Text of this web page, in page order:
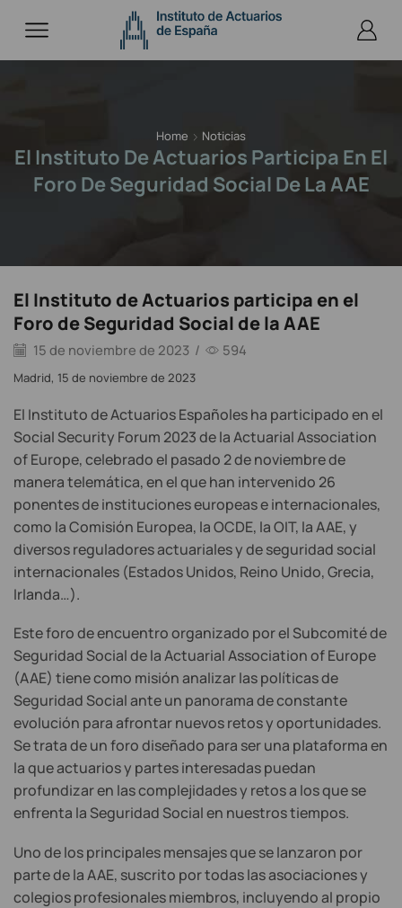
Home Noticias
El Instituto De Actuarios Participa En El
Foro De Seguridad Social De La AAE
El Instituto de Actuarios participa en el
Foro de Seguridad Social de la AAE
15 de noviembre de 2023 / 594
Madrid, 15 de noviembre de 2023
El Instituto de Actuarios Españoles ha participado en el
Social Security Forum 2023 de la Actuarial Association
of Europe, celebrado el pasado 2 de noviembre de
manera telemática, en el que han intervenido 26
ponentes de instituciones europeas e internacionales,
como la Comisión Europea, la OCDE, la OIT, la AAE, y
diversos reguladores actuariales y de seguridad social
internacionales (Estados Unidos, Reino Unido, Grecia,
Irlanda…).
Este foro de encuentro organizado por el Subcomité de
Seguridad Social de la Actuarial Association of Europe
(AAE) tiene como misión analizar las políticas de
Seguridad Social ante un panorama de constante
evolución para afrontar nuevos retos y oportunidades.
Se trata de un foro diseñado para ser una plataforma en
la que actuarios y partes interesadas puedan
profundizar en las complejidades y retos a los que se
enfrenta la Seguridad Social en nuestros tiempos.
Uno de los principales mensajes que se lanzaron por
parte de la AAE, suscrito por todas las asociaciones y
colegios profesionales miembros, incluyendo al propio